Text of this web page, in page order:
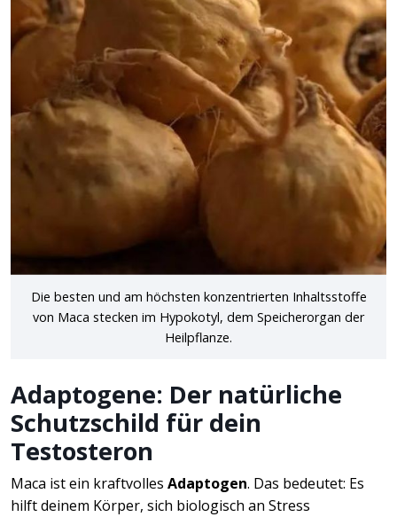
Die besten und am höchsten konzentrierten Inhaltsstoffe
von Maca stecken im Hypokotyl, dem Speicherorgan der
Heilpflanze.
Adaptogene: Der natürliche
Schutzschild für dein
Testosteron
Maca ist ein kraftvolles Adaptogen. Das bedeutet: Es
hilft deinem Körper, sich biologisch an Stress